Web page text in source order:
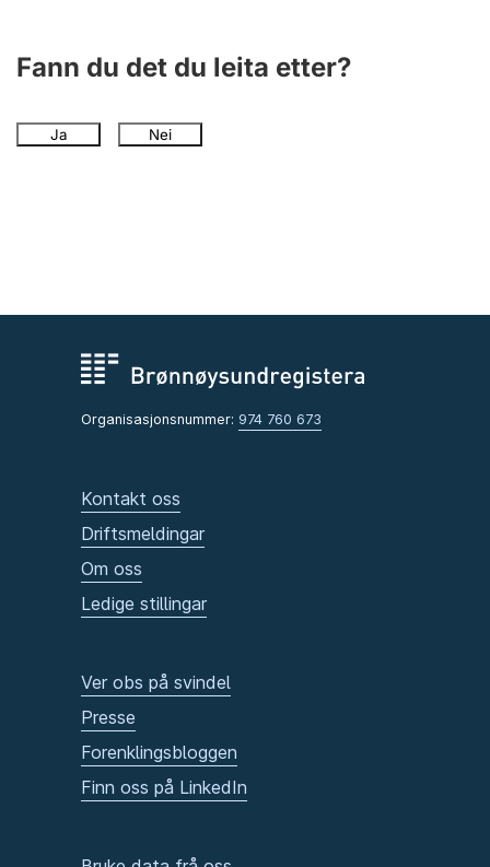
Fann du det du leita etter?
Ja Nei
Organisasjonsnummer: 974 760 673
Kontakt oss
Driftsmeldingar
Om oss
Ledige stillingar
Ver obs på svindel
Presse
Forenklingsbloggen
Finn oss på LinkedIn